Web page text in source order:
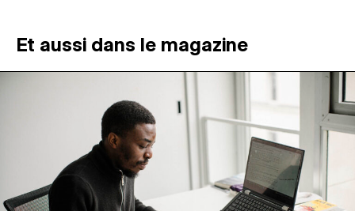
ATELIERS OUVERTS
ESPACES DE PRATIQUE ARTISTIQUE ↓
Et aussi dans le magazine